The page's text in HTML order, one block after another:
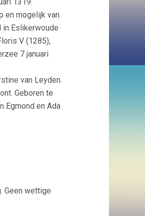
en mogelijk van
in Eslikerwoude
V (1285),
7 januari
van Leyden.
Geboren te
Egmond en Ada
Geen wettige